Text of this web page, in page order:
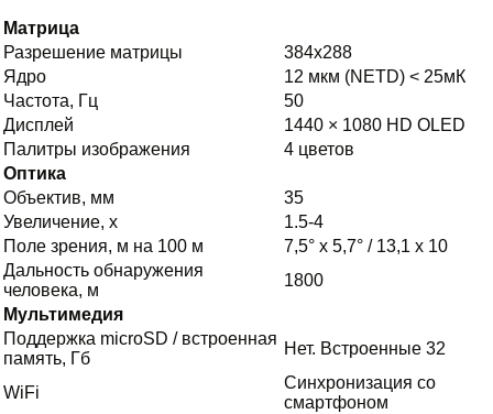
Матрица
Разрешение матрицы
384x288
Ядро
12 мкм (NETD) < 25мК
Частота, Гц
50
Дисплей
1440 × 1080 HD OLED
Палитры изображения
4 цветов
Оптика
Объектив, мм
35
Увеличение, х
1.5-4
Поле зрения, м на 100 м
7,5° х 5,7° / 13,1 х 10
Дальность обнаружения
человека, м
1800
Мультимедия
Поддержка microSD / встроенная
память, Гб
Нет. Встроенные 32
WiFi
Синхронизация со
смартфоном